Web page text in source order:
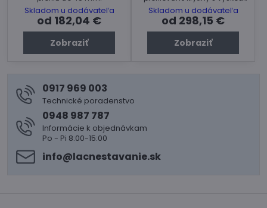
Skladom u dodávateľa
od 182,04 €
Zobraziť
profilu do 90 mm.
Skladom u dodávateľa
od 298,15 €
Zobraziť
0917 969 003
Technické poradenstvo
0948 987 787
Informácie k objednávkam
Po - Pi 8:00-15:00
info​@lacnestavanie​.sk